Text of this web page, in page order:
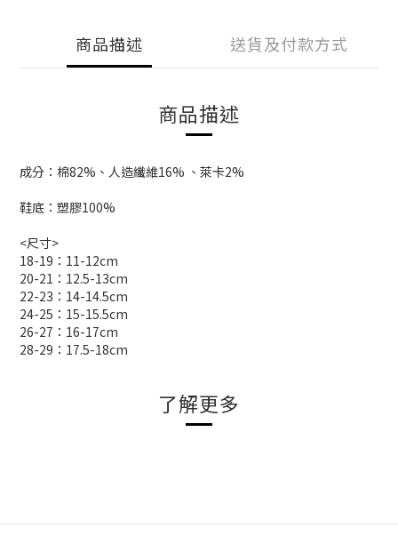
商品描述 送貨及付款方式
商品描述
成分：棉82%、人造纖維16% 、萊卡2%
鞋底：塑膠100%
<尺寸>
18-19：11-12cm
20-21：12.5-13cm
22-23：14-14.5cm
24-25：15-15.5cm
26-27：16-17cm
28-29：17.5-18cm
了解更多